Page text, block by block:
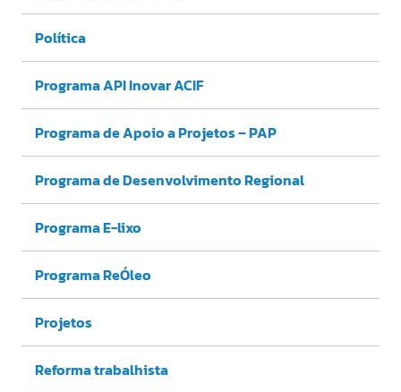
Política
Programa API Inovar ACIF
Programa de Apoio a Projetos – PAP
Programa de Desenvolvimento Regional
Programa E-lixo
Programa ReÓleo
Projetos
Reforma trabalhista